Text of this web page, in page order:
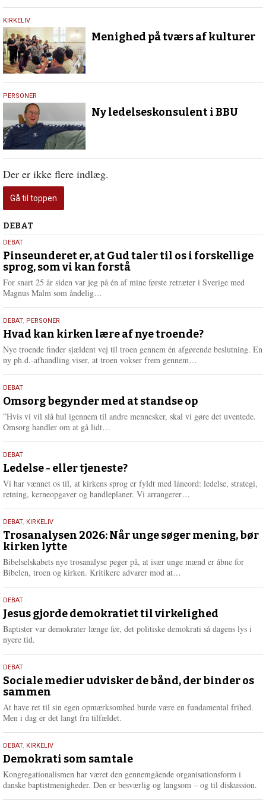
30.
november
2017
KIRKELIV
Menighed på tværs af kulturer
29.
januar
2016
PERSONER
Ny ledelseskonsulent i BBU
Der er ikke flere indlæg.
Gå til toppen
Debat
DEBAT
5.
august
2026
DEBAT
Pinseunderet er, at Gud taler til os i forskellige
sprog, som vi kan forstå
For snart 25 år siden var jeg på én af mine første retræter i Sverige med
Magnus Malm som åndelig…
e
e
25.
juli
2026
DEBAT, PERSONER
Hvad kan kirken lære af nye troende?
Nye troende finder sjældent vej til troen gennem én afgørende beslutning. En
ny ph.d.-afhandling viser, at troen vokser frem gennem…
e
e
9.
juli
2026
DEBAT
Omsorg begynder med at standse op
”Hvis vi vil slå hul igennem til andre mennesker, skal vi gøre det uventede.
Omsorg handler om at gå lidt…
e
e
10.
juni
2026
DEBAT
Ledelse - eller tjeneste?
Vi har vænnet os til, at kirkens sprog er fyldt med låneord: ledelse, strategi,
retning, kerneopgaver og handleplaner. Vi arrangerer…
e
2.
juni
2026
DEBAT, KIRKELIV
Trosanalysen 2026: Når unge søger mening, bør
kirken lytte
Bibelselskabets nye trosanalyse peger på, at især unge mænd er åbne for
Bibelen, troen og kirken. Kritikere advarer mod at…
e
e
18.
maj
2026
DEBAT
Jesus gjorde demokratiet til virkelighed
Baptister var demokrater længe før, det politiske demokrati så dagens lys i
nyere tid.
18.
maj
2026
DEBAT
Sociale medier udvisker de bånd, der binder os
sammen
At have ret til sin egen opmærksomhed burde være en fundamental frihed.
Men i dag er det langt fra tilfældet.
18.
maj
2026
DEBAT, KIRKELIV
Demokrati som samtale
Kongregationalismen har været den gennemgående organisationsform i
danske baptistmenigheder. Den er besværlig og langsom – og til diskussion.